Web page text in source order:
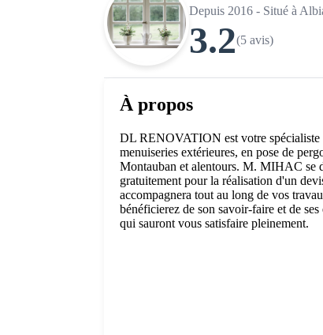
Depuis 2016 - Situé à
3.2(5 avis)
À propos
DL RENOVATION est votre spécialiste
menuiseries extérieures, en pose de
Montauban et alentours. M. MIHAC se
gratuitement pour la réalisation d'un
accompagnera tout au long de vos
bénéficierez de son savoir-faire et de ses
qui sauront vous satisfaire pleinement.